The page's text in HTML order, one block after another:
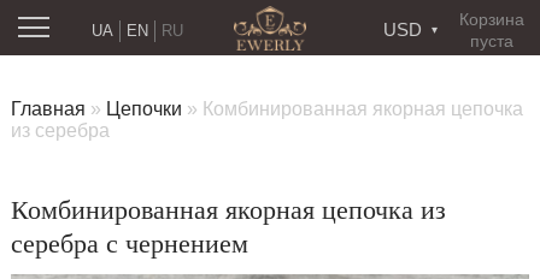
Корзина
пуста
USD
RU
UA EN
Главная » Цепочки » Комбинированная якорная цепочка
из серебра
Комбинированная якорная цепочка из
серебра с чернением